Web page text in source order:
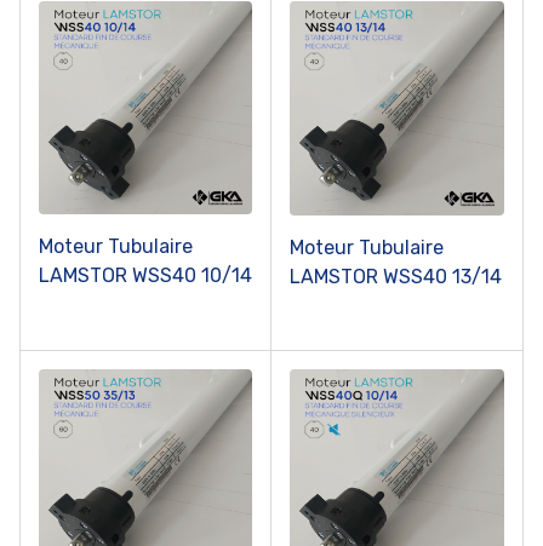
Moteur Tubulaire
LAMSTOR WSS40 10/14
Moteur Tubulaire
LAMSTOR WSS40 13/14